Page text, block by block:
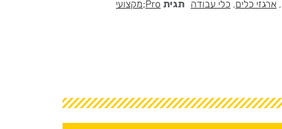
, ארגזי כלים, כלי עבודה תגית Pro;מקצועי